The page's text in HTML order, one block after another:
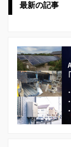
最新の記事